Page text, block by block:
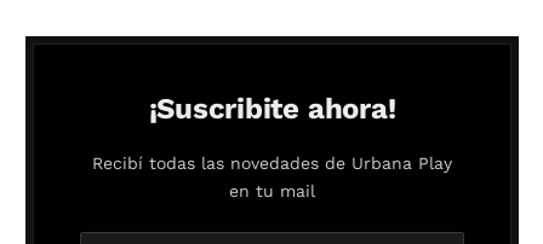
¡Suscribite ahora!
Recibí todas las novedades de Urbana Play
en tu mail